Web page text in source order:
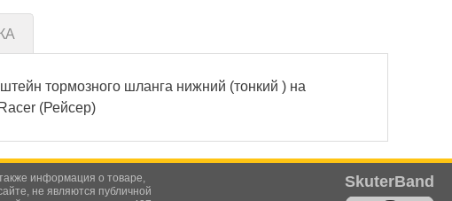
тормозного шланга нижний (тонкий ) на
(Рейсер)
информация о товаре,
не являются публичной
SkuterBand